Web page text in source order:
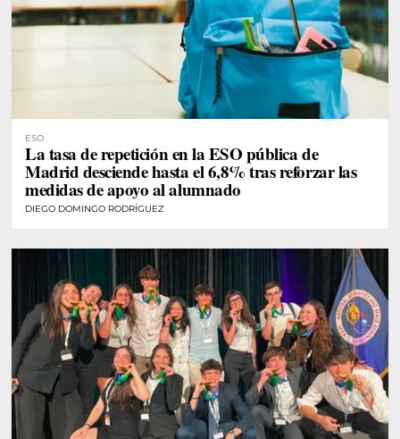
ESO
La tasa de repetición en la ESO pública de
Madrid desciende hasta el 6,8% tras reforzar las
medidas de apoyo al alumnado
DIEGO DOMINGO RODRÍGUEZ